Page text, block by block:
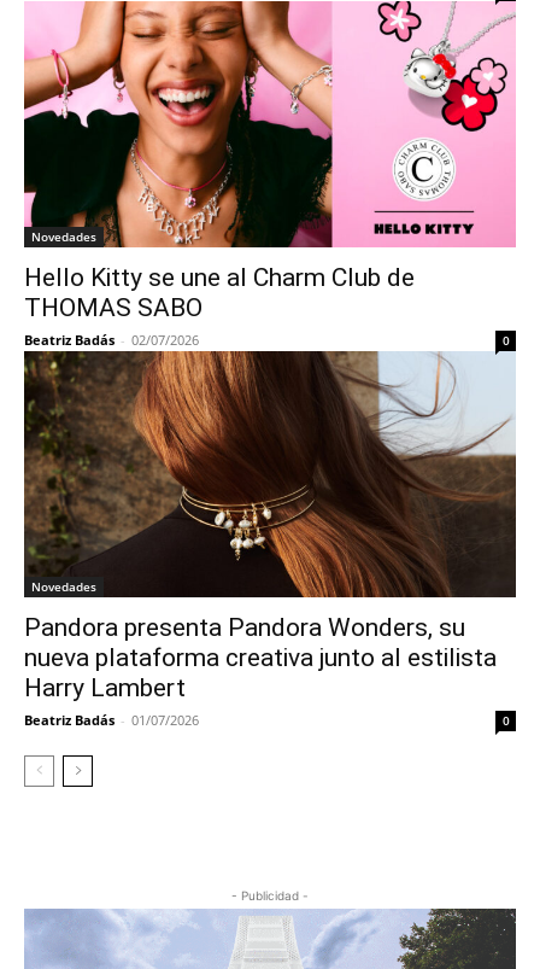
Novedades
Hello Kitty se une al Charm Club de
THOMAS SABO
Beatriz Badás - 02/07/2026 0
Novedades
Pandora presenta Pandora Wonders, su
nueva plataforma creativa junto al estilista
Harry Lambert
Beatriz Badás - 01/07/2026 0
- Publicidad -